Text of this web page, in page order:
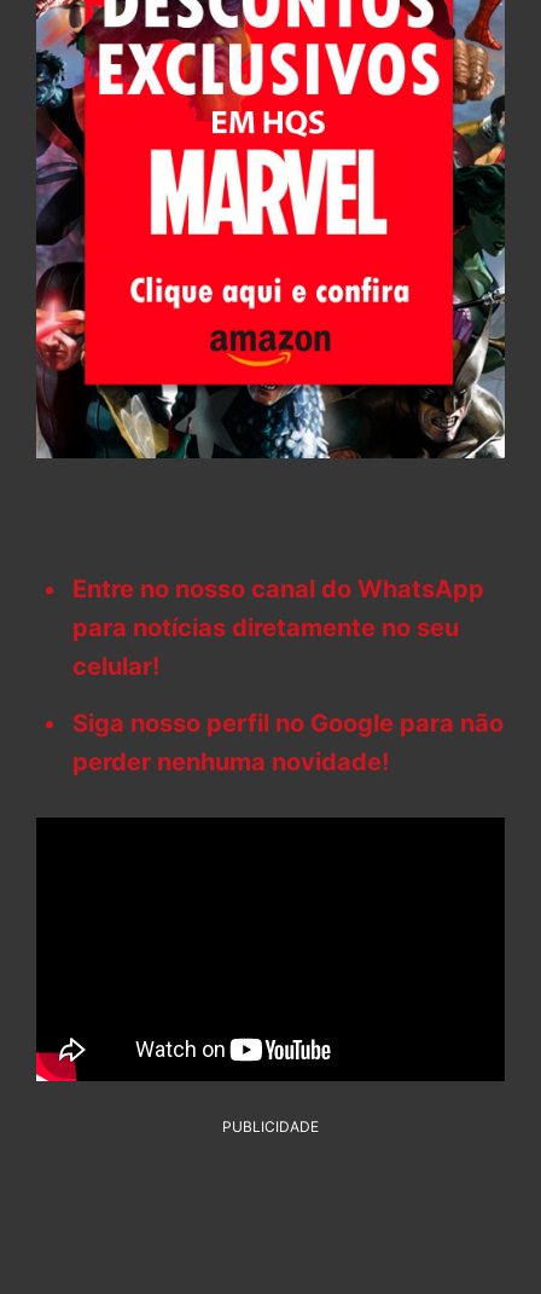
Entre no nosso canal do WhatsApp
para notícias diretamente no seu
celular!
Siga nosso perfil no Google para não
perder nenhuma novidade!
PUBLICIDADE